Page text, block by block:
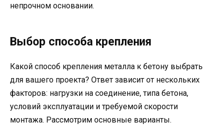
непрочном основании.
Выбор способа крепления
Какой способ крепления металла к бетону выбрать
для вашего проекта? Ответ зависит от нескольких
факторов: нагрузки на соединение, типа бетона,
условий эксплуатации и требуемой скорости
монтажа. Рассмотрим основные варианты.